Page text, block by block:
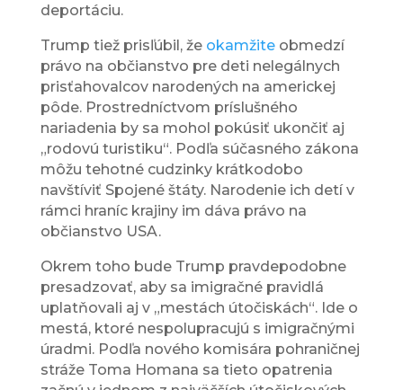
deportáciu.
Trump tiež prisľúbil, že okamžiteobmedzí
právo na občianstvo pre deti nelegálnych
prisťahovalcov narodených na americkej
pôde. Prostredníctvom príslušného
nariadenia by sa mohol pokúsiť ukončiť aj
„rodovú turistiku“. Podľa súčasného zákona
môžu tehotné cudzinky krátkodobo
navštíviť Spojené štáty. Narodenie ich detí v
rámci hraníc krajiny im dáva právo na
občianstvo USA.
Okrem toho bude Trump pravdepodobne
presadzovať, aby sa imigračné pravidlá
uplatňovali aj v „mestách útočiskách“. Ide o
mestá, ktoré nespolupracujú s imigračnými
úradmi. Podľa nového komisára pohraničnej
stráže Toma Homana sa tieto opatrenia